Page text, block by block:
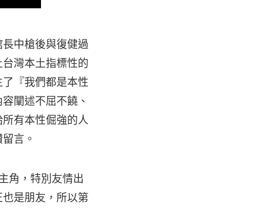
中槍後與復健過
灣本土指標性的
『我們都是本性
闡述不屈不饒、
有本性倔強的人
言。
角，特別友情出
是朋友，所以第